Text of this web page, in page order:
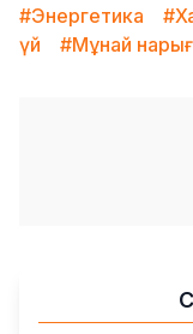
#Энергетика
үй
#Мұнай